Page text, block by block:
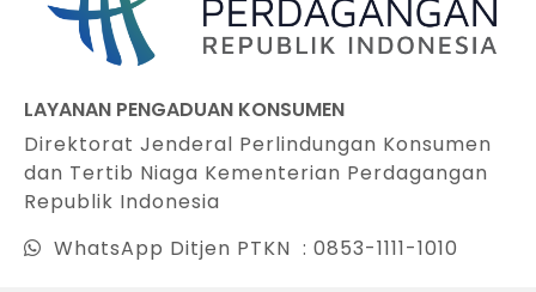
LAYANAN PENGADUAN KONSUMEN
Direktorat Jenderal Perlindungan Konsumen
dan Tertib Niaga Kementerian Perdagangan
Republik Indonesia
WhatsApp Ditjen PTKN : 0853-1111-1010